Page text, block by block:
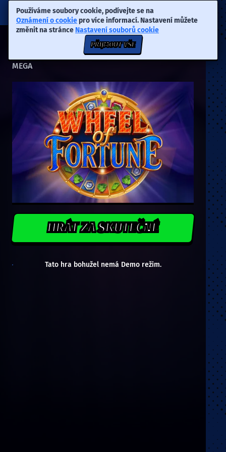
Wheel of Fortune
MEGA
HRÁT ZA SKUTEČNÉ
Tato hra bohužel nemá Demo režim.
Používáme soubory cookie, podívejte se na
Oznámení o cookie pro více informací. Nastavení můžete
změnit na stránce Nastavení souborů cookie
PŘIJMOUT VŠE